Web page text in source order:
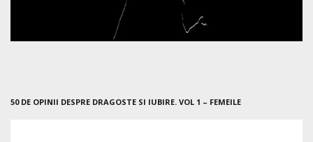
50 DE OPINII DESPRE DRAGOSTE SI IUBIRE. VOL 1 – FEMEILE